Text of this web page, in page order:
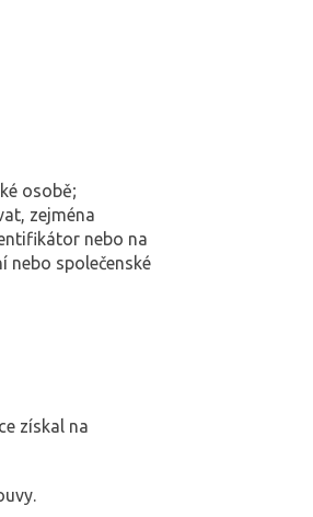
osobě;
zejména
nebo na
nebo společenské
získal na